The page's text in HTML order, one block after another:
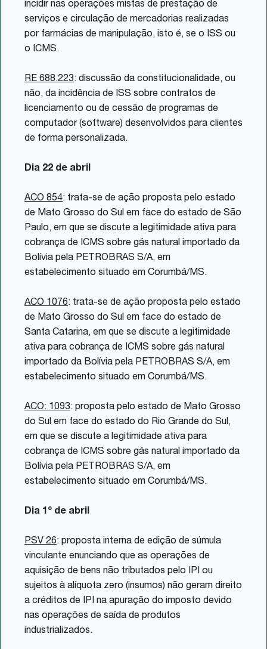
incidir nas operações mistas de prestação de
serviços e circulação de mercadorias realizadas
por farmácias de manipulação, isto é, se o ISS ou
o ICMS.
RE 688.223: discussão da constitucionalidade, ou
não, da incidência de ISS sobre contratos de
licenciamento ou de cessão de programas de
computador (software) desenvolvidos para clientes
de forma personalizada.
Dia 22 de abril
ACO 854: trata-se de ação proposta pelo estado
de Mato Grosso do Sul em face do estado de São
Paulo, em que se discute a legitimidade ativa para
cobrança de ICMS sobre gás natural importado da
Bolívia pela PETROBRAS S/A, em
estabelecimento situado em Corumbá/MS.
ACO 1076: trata-se de ação proposta pelo estado
de Mato Grosso do Sul em face do estado de
Santa Catarina, em que se discute a legitimidade
ativa para cobrança de ICMS sobre gás natural
importado da Bolívia pela PETROBRAS S/A, em
estabelecimento situado em Corumbá/MS.
ACO: 1093: proposta pelo estado de Mato Grosso
do Sul em face do estado do Rio Grande do Sul,
em que se discute a legitimidade ativa para
cobrança de ICMS sobre gás natural importado da
Bolívia pela PETROBRAS S/A, em
estabelecimento situado em Corumbá/MS.
Dia 1º de abril
PSV 26: proposta interna de edição de súmula
vinculante enunciando que as operações de
aquisição de bens não tributados pelo IPI ou
sujeitos à alíquota zero (insumos) não geram direito
a créditos de IPI na apuração do imposto devido
nas operações de saída de produtos
industrializados.